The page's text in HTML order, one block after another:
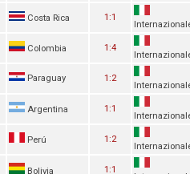
Costa Rica 1:1
Colombia 1:4
Paraguay 1:2
Argentina 1:1
Perú 1:2
Bolivia 1:1